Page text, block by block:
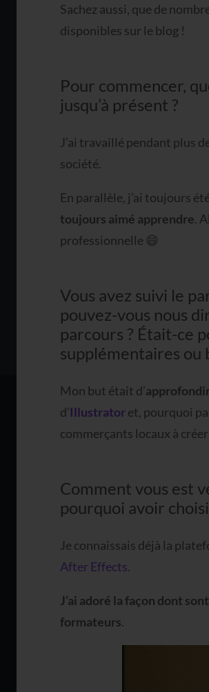
Sachez aussi, que de
disponibles sur le blog !
Pour commencer,
jusqu’à présent ?
J’ai travaillé pendant plus
société.
En parallèle, j’ai toujours
toujours aimé apprendre.
professionnelle 😄
Vous avez suivi le
pouvez-vous nous
parcours ? Était-ce
supplémentaires ou
Mon but était d’
d’Illustratoret, pourquoi
commerçants locaux à
Comment vous est
pourquoi avoir
Je connaissais déjà la
After Effects.
J’ai adoré la façon dont
formateurs.